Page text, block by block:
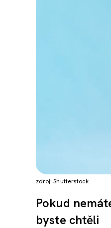
zdroj: Shutterstock
Pokud
byste chtěli